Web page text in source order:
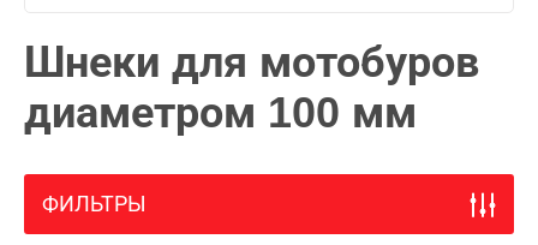
Шнеки для мотобуров
диаметром 100 мм
ФИЛЬТРЫ